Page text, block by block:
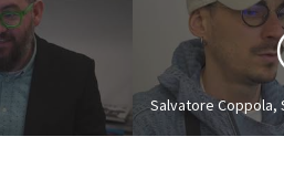
Salvatore Coppola,